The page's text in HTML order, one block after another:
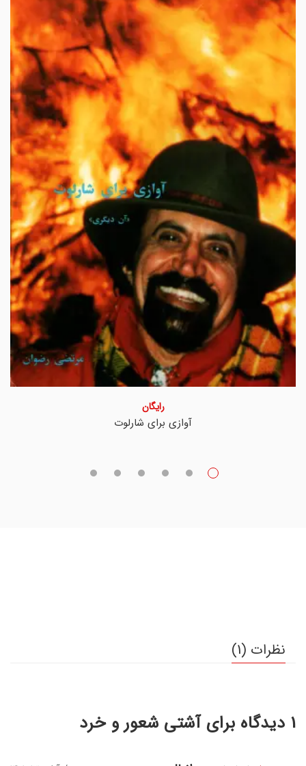
آوازی برای شارلوت
رایگان
نظرات (1)
1 دیدگاه برای آشتی شعور و خرد